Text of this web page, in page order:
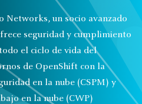
un socio avanzado
seguridad y cumplimiento
el ciclo de vida del
de OpenShift con la
en la nube (CSPM) y
en la nube (CWP)